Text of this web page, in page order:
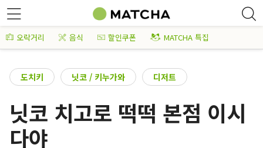
오락거리 음식 할인쿠폰 MATCHA 특집
도치키 닛코 / 키누가와 디저트
닛코 치고로 떡떡 본점 이시
다야